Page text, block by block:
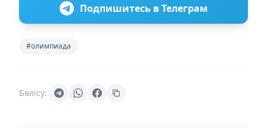
Подпишитесь в Телеграм
#олимпиада
Бөлісу: